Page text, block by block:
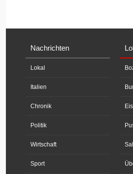
Nachrichten
Lokal
Italien
Chronik
Politik
Wirtschaft
Sport